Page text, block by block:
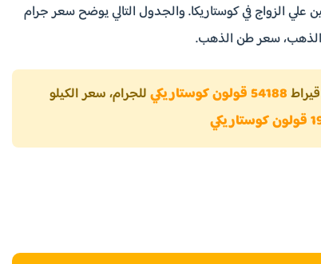
علي الزواج في كوستاريكا. والجدول التالي يوضح سعر جرام
54188 قولون كوستاريكي
للجرام، سعر الكيلو